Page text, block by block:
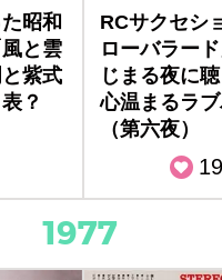
昭和
と雲
紫式
？
RCサクセシ
ローバラー
じまる夜に
心温まるラ
（第六夜）
19
1977